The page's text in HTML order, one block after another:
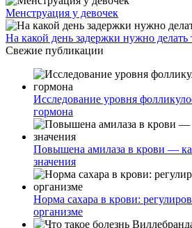
Менструация у девочек
На какой день задержки нужно делать
Свежие публикации
Исследование уровня
гормона
Повышена амилаза в крови —
значения
Норма сахара в крови:
организме